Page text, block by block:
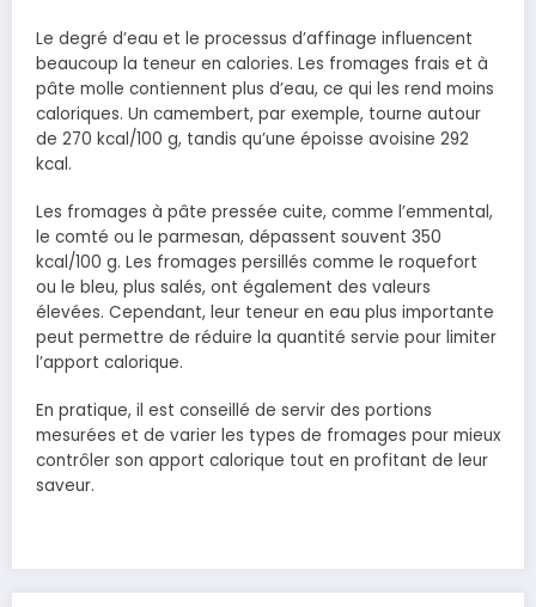
Le degré d’eau et le processus d’affinage influencent
beaucoup la teneur en calories. Les fromages frais et à
pâte molle contiennent plus d’eau, ce qui les rend moins
caloriques. Un camembert, par exemple, tourne autour
de 270 kcal/100 g, tandis qu’une époisse avoisine 292
kcal.
Les fromages à pâte pressée cuite, comme l’emmental,
le comté ou le parmesan, dépassent souvent 350
kcal/100 g. Les fromages persillés comme le roquefort
ou le bleu, plus salés, ont également des valeurs
élevées. Cependant, leur teneur en eau plus importante
peut permettre de réduire la quantité servie pour limiter
l’apport calorique.
En pratique, il est conseillé de servir des portions
mesurées et de varier les types de fromages pour mieux
contrôler son apport calorique tout en profitant de leur
saveur.